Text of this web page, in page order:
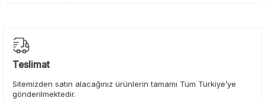
Teslimat
Sitemizden satın alacağınız ürünlerin tamamı Tüm Türkiye’ye
gönderilmektedir.